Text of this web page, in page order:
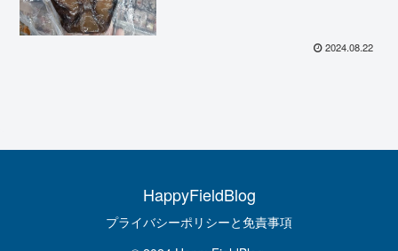
2024.08.22
HappyFieldBlog
プライバシーポリシーと免責事項